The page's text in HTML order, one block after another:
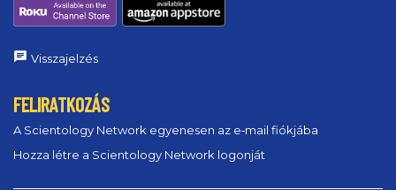
Visszajelzés
FELIRATKOZÁS
A Scientology Network egyenesen az e‑mail fiókjába
Hozza létre a Scientology Network logonját